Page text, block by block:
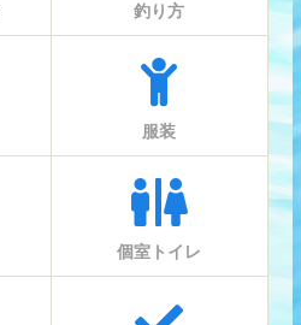
釣り方
服装
個室トイレ